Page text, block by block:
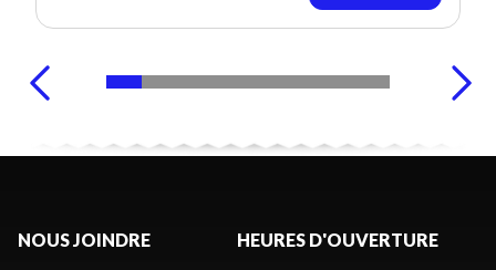
NOUS JOINDRE HEURES D'OUVERTURE